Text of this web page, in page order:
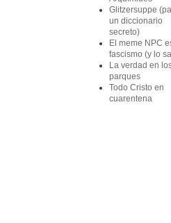
Glitzersuppe
un diccionario
secreto)
El meme NPC
fascismo (y lo
La verdad en
parques
Todo Cristo en
cuarentena